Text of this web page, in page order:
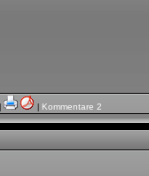
Kommentare 2